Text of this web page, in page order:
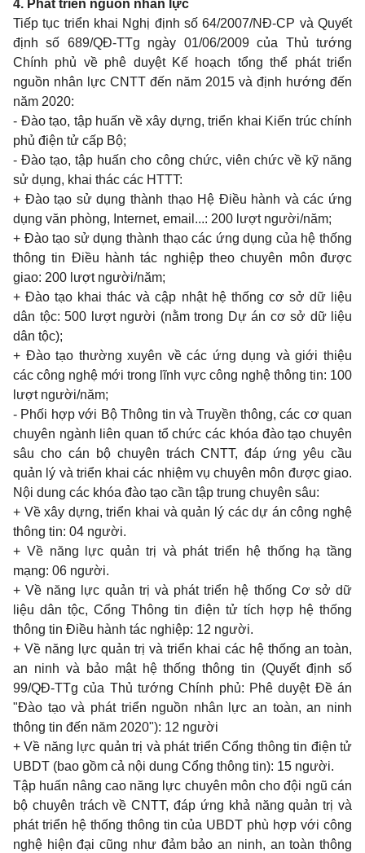
4. Phát triển nguồn nhân lực
Tiếp tục triển khai Nghị định số 64/2007/NĐ-CP và Quyết
định số 689/QĐ-TTg ngày 01/06/2009 của Thủ tướng
Chính phủ về phê duyệt Kế hoạch tổng thể phát triển
nguồn nhân lực CNTT đến năm 2015 và định hướng đến
năm 2020:
- Đào tạo, tập huấn về xây dựng, triển khai Kiến trúc chính
phủ điện tử cấp Bộ;
- Đào tạo, tập huấn cho công chức, viên chức về kỹ năng
sử dụng, khai thác các HTTT:
+ Đào tạo sử dụng thành thạo Hệ Điều hành và các ứng
dụng văn phòng, Internet, email...: 200 lượt người/năm;
+ Đào tạo sử dụng thành thạo các ứng dụng của hệ thống
thông tin Điều hành tác nghiệp theo chuyên môn được
giao: 200 lượt người/năm;
+ Đào tạo khai thác và cập nhật hệ thống cơ sở dữ
liệu
dân tộc: 500 lượt người (nằm trong Dự án cơ sở dữ liệu
dân tộc);
+ Đào tạo thường xuyên về các ứng dụng và giới thiệu
các công nghệ mới trong lĩnh vực công nghệ thông tin: 100
lượt người/năm;
- Phối hợp với Bộ Thông tin và Truyền thông, các cơ quan
chuyên ngành liên quan tổ chức các khóa đào tạo chuyên
sâu cho cán bộ chuyên trách CNTT, đáp ứng yêu cầu
quản lý và triển khai các nhiệm vụ chuyên môn được giao.
Nội dung các khóa đào tạo cần tập trung chuyên sâu:
+ Về xây dựng, triển khai và quản lý các dự án công nghệ
thông tin: 04 người.
+ Về năng lực quản trị và phát triển hệ thống hạ tầng
mạng: 06 người.
+ Về năng lực quản trị và phát triển hệ thống Cơ sở dữ
liệu dân tộc, Cổng Thông tin điện tử tích hợp hệ thống
thông tin Điều hành tác nghiệp: 12 người.
+ Về năng lực quản trị và triển khai các hệ thống an toàn,
an ninh và bảo mật hệ thống thông tin (Quyết định số
99/QĐ-TTg của Thủ tướng Chính phủ: Phê duyệt Đề án
"Đào tạo và phát triển nguồn nhân lực an toàn, an ninh
thông tin đến năm 2020"): 12 người
+ Về năng lực quản trị và phát triển Cổng thông tin điện tử
UBDT (bao gồm cả nội dung Cổng thông tin): 15 người.
Tập huấn nâng cao năng lực chuyên môn cho đội ngũ cán
bộ chuyên trách về CNTT, đáp ứng khả năng quản trị và
phát triển hệ thống thông tin của UBDT phù hợp với công
nghệ hiện đại cũng như đảm bảo an ninh, an toàn thông